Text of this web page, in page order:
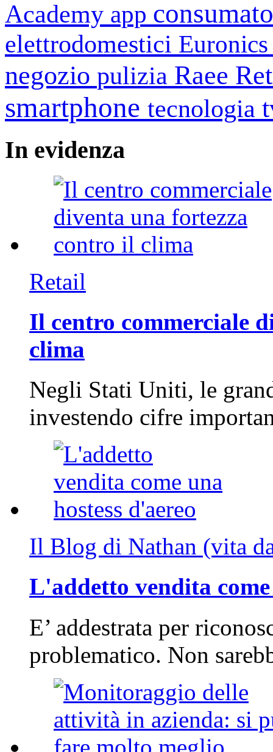
Academy app
elettrodomestici
negozio pulizia Raee
smartphone tecnologia
In evidenza
Retail
Il centro commerciale
clima
Negli Stati Uniti, le
investendo cifre
Il Blog di Nathan (vita
L'addetto vendita
E’ addestrata per
problematico. Non